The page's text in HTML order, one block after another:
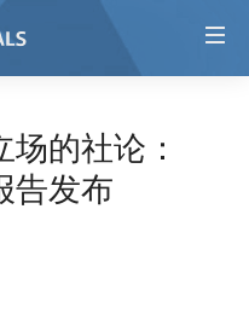
的社论：
告发布